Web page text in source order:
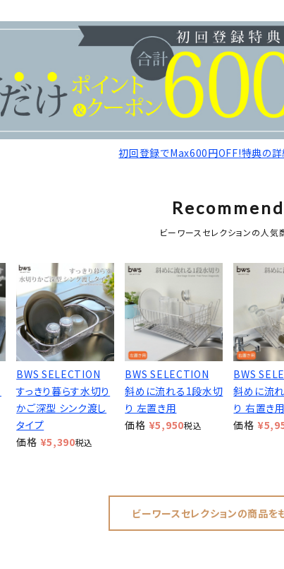
初回登録でMax600円OFF!特典の
Recommend
ビーワースセレクションの人気
BWS SELECTION
すっきり暮らす水切り
かご深型 シンク渡し
タイプ
価格 ¥5,390税込
BWS SELECTION
斜めに流れる1段水切
り 左置き用
価格 ¥5,950税込
BWS
斜めに流
り 右置き用
価格 ¥
ビーワースセレクションの商品を